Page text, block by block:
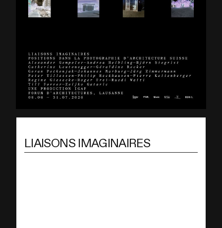
LIAISONS IMAGINAIRES